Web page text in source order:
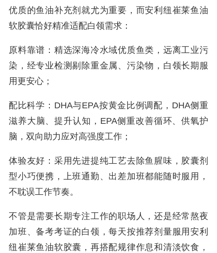
优质的鱼油补充剂就尤为重要，而安利纽崔莱鱼油
软胶囊恰好精准适配白领需求：
原料靠谱：精选深海冷水域优质鱼类，远离工业污
染，经专业检测剔除重金属、污染物，白领长期服
用更安心；
配比科学：DHA与EPA按黄金比例调配，DHA侧重
滋养大脑、提升认知，EPA侧重改善循环、供氧护
脑，双向助力应对高强度工作；
体验友好：采用先进提纯工艺去除鱼腥味，胶囊剂
型小巧便携，上班通勤、出差加班都能随时服用，
不耽误工作节奏。
不管是需要长期专注工作的职场人，还是经常熬夜
加班、备考考证的白领，每天按推荐剂量服用安利
纽崔莱鱼油软胶囊，再搭配规律作息和清淡饮食，